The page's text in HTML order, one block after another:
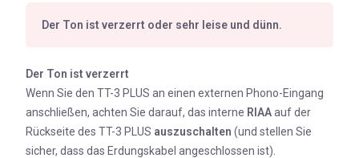
Der Ton ist verzerrt oder sehr leise und dünn.
Der Ton ist verzerrt
Wenn Sie den TT-3 PLUS an einen externen Phono-Eingang
anschließen, achten Sie darauf, das interne RIAAauf der
Rückseite des TT-3 PLUS auszuschalten (und stellen Sie
sicher, dass das Erdungskabel angeschlossen ist).